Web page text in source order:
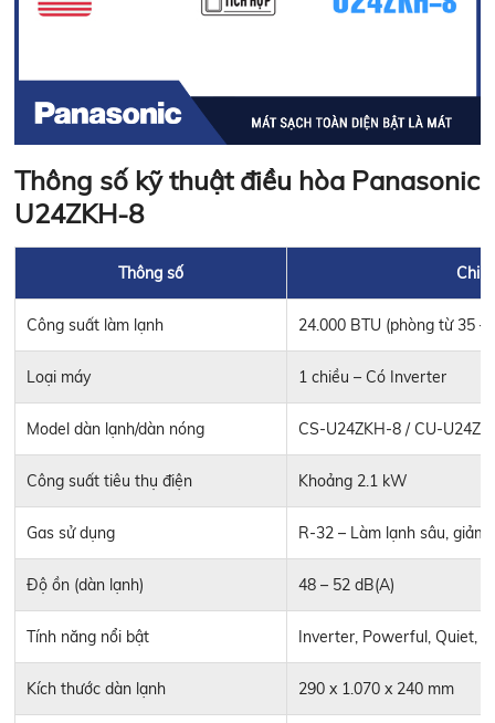
Thông số kỹ thuật điều hòa Panasonic
U24ZKH-8
Thông số Chi
Công suất làm lạnh 24.000 BTU (phòng từ 35 –
Loại máy 1 chiều – Có Inverter
Model dàn lạnh/dàn nóng CS-U24ZKH-8 / CU-
Công suất tiêu thụ điện Khoảng 2.1 kW
Gas sử dụng R-32 – Làm lạnh sâu, giảm
Độ ồn (dàn lạnh) 48 – 52 dB(A)
Tính năng nổi bật Inverter, Powerful, Quiet,
Kích thước dàn lạnh 290 x 1.070 x 240 mm